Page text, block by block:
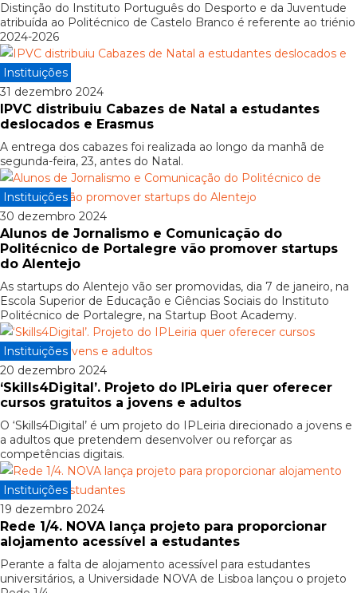
Distinção do Instituto Português do Desporto e da Juventude
atribuída ao Politécnico de Castelo Branco é referente ao triénio
2024-2026
Instituições
31 dezembro 2024
IPVC distribuiu Cabazes de Natal a estudantes
deslocados e Erasmus
A entrega dos cabazes foi realizada ao longo da manhã de
segunda-feira, 23, antes do Natal.
Instituições
30 dezembro 2024
Alunos de Jornalismo e Comunicação do
Politécnico de Portalegre vão promover startups
do Alentejo
As startups do Alentejo vão ser promovidas, dia 7 de janeiro, na
Escola Superior de Educação e Ciências Sociais do Instituto
Politécnico de Portalegre, na Startup Boot Academy.
Instituições
20 dezembro 2024
‘Skills4Digital’. Projeto do IPLeiria quer oferecer
cursos gratuitos a jovens e adultos
O ‘Skills4Digital’ é um projeto do IPLeiria direcionado a jovens e
a adultos que pretendem desenvolver ou reforçar as
competências digitais.
Instituições
19 dezembro 2024
Rede 1/4. NOVA lança projeto para proporcionar
alojamento acessível a estudantes
Perante a falta de alojamento acessível para estudantes
universitários, a Universidade NOVA de Lisboa lançou o projeto